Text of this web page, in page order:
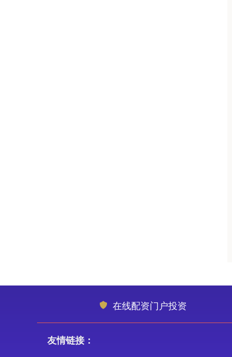
在线配资门户投资
友情链接：